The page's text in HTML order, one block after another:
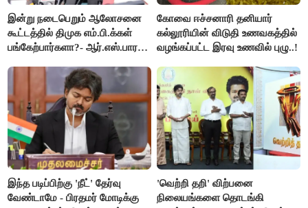
இன்று நடைபெறும் ஆலோசனை
கூட்டத்தில் திமுக எம்.பி.க்கள்
பங்கேற்பார்களா?- ஆர்.எஸ்.பாரதி
கோவை ஈச்சனாரி தனியார்
கல்லூரியின் விடுதி உணவகத்தில்
வழங்கப்பட்ட இரவு உணவில் புழு..!
இந்த படிப்பிற்கு 'நீட்' தேர்வு
வேண்டாமே - பிரதமர் மோடிக்கு
'வெற்றி தறி' விற்பனை
நிலையங்களை தொடங்கி